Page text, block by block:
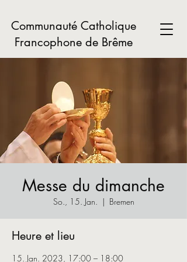
Communauté Catholique
Francophone de Brême
Messe du dimanche
So., 15. Jan.
  |
Bremen
Heure et lieu
15. Jan. 2023, 17:00 – 18:00